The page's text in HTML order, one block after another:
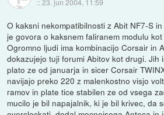
O kaksni nekompatibilnosti z Abit NF7-S
je govora o kaksnem faliranem modulu
Ogromno ljudi ima kombinacijo Corsair in
dokazujejo tuji forumi Abitov kot drugi. Jih
plato ze od januarja in sicer Corsair
navijajo preko 220 z malenkostno visjo
ramov in plate tice stabilen ze od vsega
mucilo je bil napajalnik, ki je bil krivec, da